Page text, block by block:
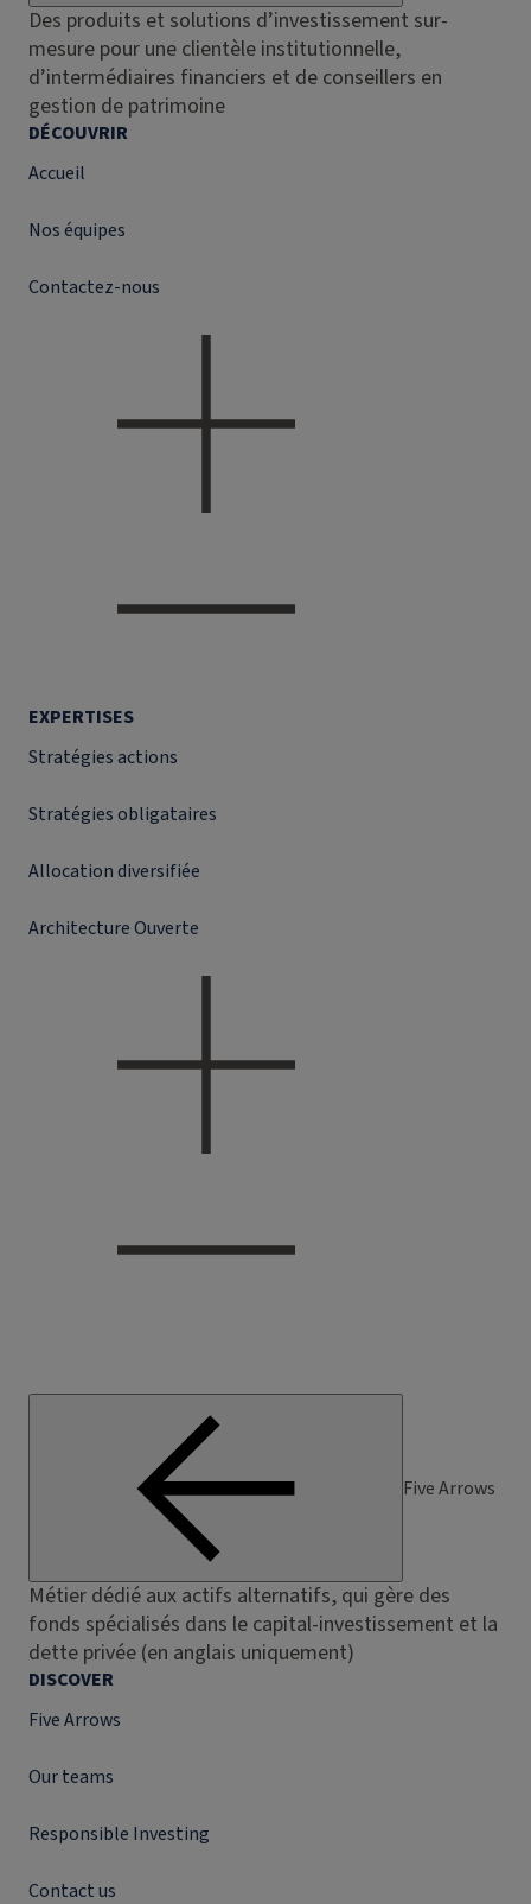
Des produits et solutions d’investissement sur-
mesure pour une clientèle institutionnelle,
d’intermédiaires financiers et de conseillers en
gestion de patrimoine
DÉCOUVRIR
Accueil
Nos équipes
Contactez-nous
EXPERTISES
Stratégies actions
Stratégies obligataires
Allocation diversifiée
Architecture Ouverte
Five Arrows
Métier dédié aux actifs alternatifs, qui gère des
fonds spécialisés dans le capital-investissement et la
dette privée (en anglais uniquement)
DISCOVER
Five Arrows
Our teams
Responsible Investing
Contact us